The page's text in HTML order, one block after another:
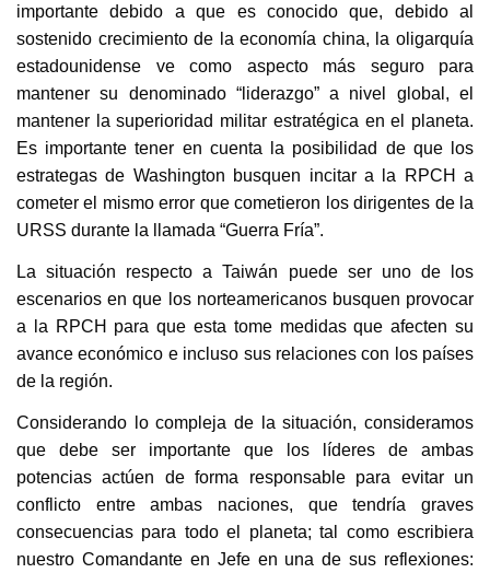
importante debido a que es conocido que, debido al
sostenido crecimiento de la economía china, la oligarquía
estadounidense ve como aspecto más seguro para
mantener su denominado “liderazgo” a nivel global, el
mantener la superioridad militar estratégica en el planeta.
Es importante tener en cuenta la posibilidad de que los
estrategas de Washington busquen incitar a la RPCH a
cometer el mismo error que cometieron los dirigentes de la
URSS durante la llamada “Guerra Fría”.
La situación respecto a Taiwán puede ser uno de los
escenarios en que los norteamericanos busquen provocar
a la RPCH para que esta tome medidas que afecten su
avance económico e incluso sus relaciones con los países
de la región.
Considerando lo compleja de la situación, consideramos
que debe ser importante que los líderes de ambas
potencias actúen de forma responsable para evitar un
conflicto entre ambas naciones, que tendría graves
consecuencias para todo el planeta; tal como escribiera
nuestro Comandante en Jefe en una de sus reflexiones: